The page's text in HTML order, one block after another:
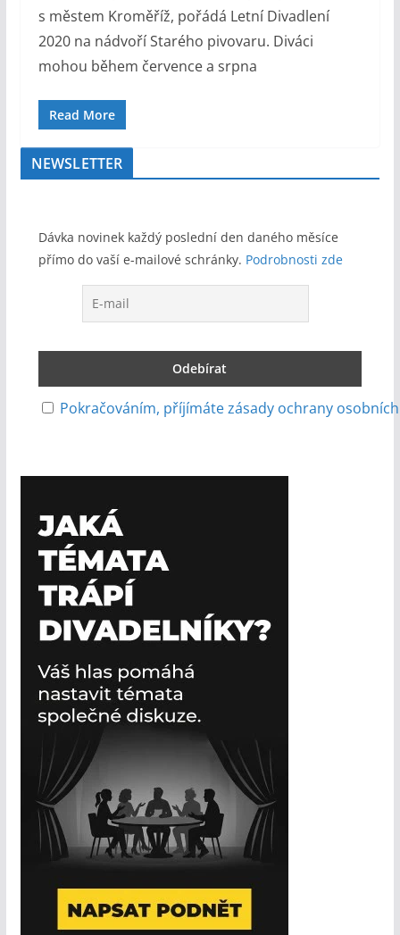
s městem Kroměříž, pořádá Letní Divadlení
2020 na nádvoří Starého pivovaru. Diváci
mohou během července a srpna
Read More
NEWSLETTER
Dávka novinek každý poslední den daného měsíce
přímo do vaší e-mailové schránky. Podrobnosti zde
Pokračováním, příjímáte zásady ochrany